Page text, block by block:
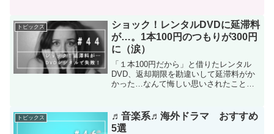
ヴァンクリーフ＆アーペルのアルハンブ
ラについてまとめました。ぜひあなたの
欲しいアルハンブラを見つけてくださ
い。
トピックス
ショック！レンタルDVDに延滞料
が…。1本100円のつもりが300円
に（涙）
「１本100円だから」と借りたレンタル
DVD、返却期限を勘違いして延滞料がか
かった…なんて悔しい思いされたことあ
トピックス
♬音楽系♬海外ドラマ おすすめ
5選